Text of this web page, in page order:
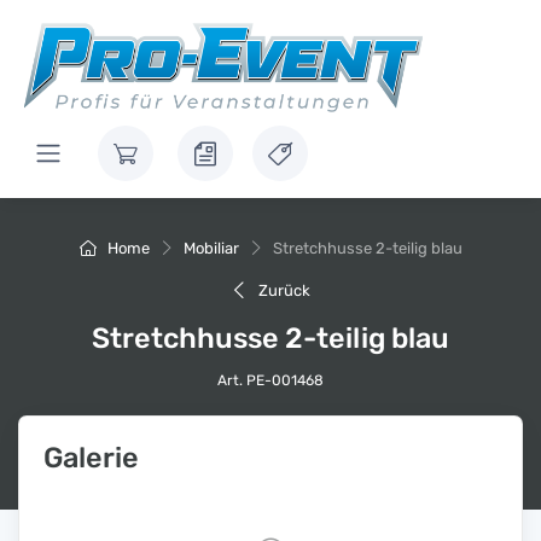
Home Mobiliar Stretchhusse 2-teilig blau
Zurück
Stretchhusse 2-teilig blau
Art. PE-001468
Galerie